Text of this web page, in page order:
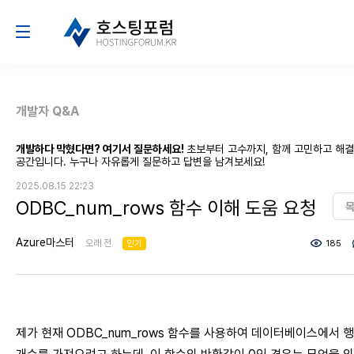
개발자 Q&A
개발하다 막혔다면? 여기서 질문하세요! 초보부터 고수까지, 함께 고민하고 해
공간입니다. 누구나 자유롭게 질문하고 답변을 남겨보세요!
2025.08.15 22:23
ODBC_num_rows 함수 이해 도움 요청
Azure마스터 오래 전 인기 185
제가 현재 ODBC_num_rows 함수를 사용하여 데이터베이스에서